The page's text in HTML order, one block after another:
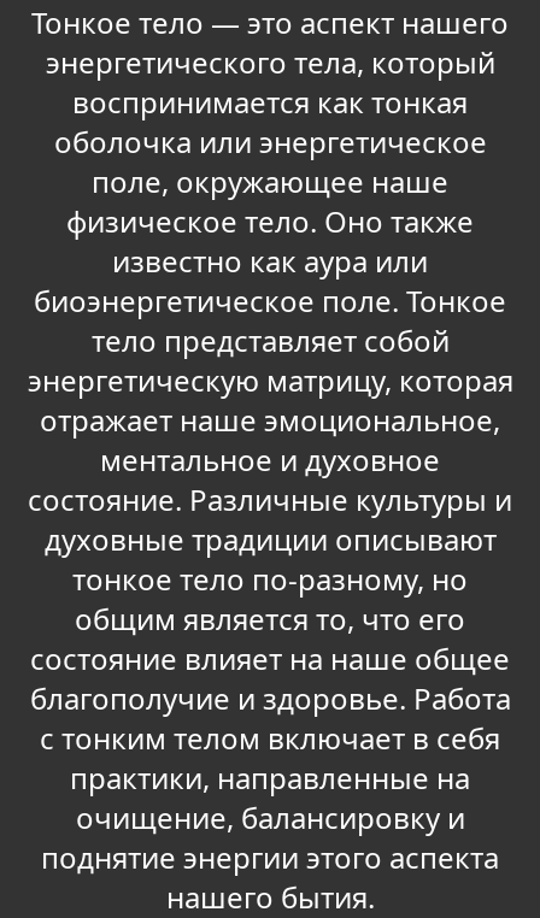
Тонкое тело — это аспект нашего
энергетического тела, который
воспринимается как тонкая
оболочка или энергетическое
поле, окружающее наше
физическое тело. Оно также
известно как аура или
биоэнергетическое поле. Тонкое
тело представляет собой
энергетическую матрицу, которая
отражает наше эмоциональное,
ментальное и духовное
состояние. Различные культуры и
духовные традиции описывают
тонкое тело по-разному, но
общим является то, что его
состояние влияет на наше общее
благополучие и здоровье. Работа
с тонким телом включает в себя
практики, направленные на
очищение, балансировку и
поднятие энергии этого аспекта
нашего бытия.